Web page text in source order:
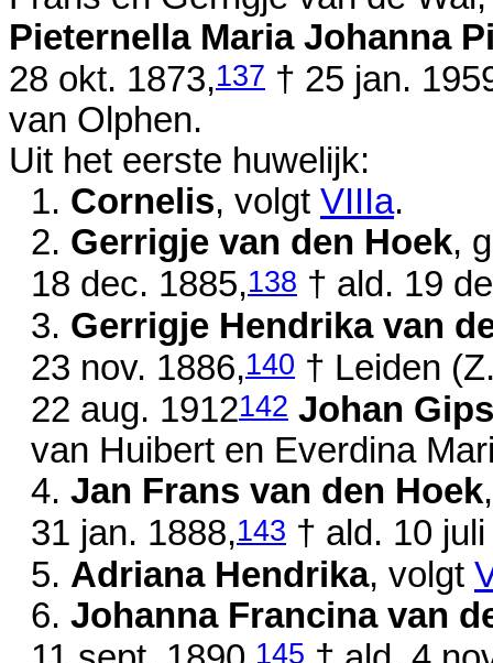
Pieternella Maria Johanna
28 okt. 1873,137 † 25 jan.
van Olphen.
Uit het eerste huwelijk:
1. Cornelis, volgt VIIIa.
2. Gerrigje van den Hoek,
18 dec. 1885,138 † ald. 19
3. Gerrigje Hendrika van
23 nov. 1886,140 † Leiden
22 aug. 1912142 Johan Gips
van Huibert en Everdina
4. Jan Frans van den Hoek
31 jan. 1888,143 † ald. 10
5. Adriana Hendrika, volgt
6. Johanna Francina van
145